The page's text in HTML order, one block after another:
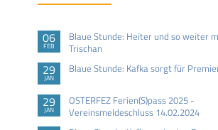
06
FEB
Blaue Stunde: Heiter und so weiter
Trischan
29
JAN
Blaue Stunde: Kafka sorgt für
29
JAN
OSTERFEZ Ferien(S)pass 2025 -
Vereinsmeldeschluss 14.02.2024